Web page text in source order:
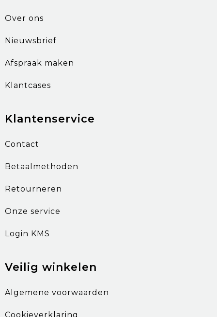
Over ons
Nieuwsbrief
Afspraak maken
Klantcases
Klantenservice
Contact
Betaalmethoden
Retourneren
Onze service
Login KMS
Veilig winkelen
Algemene voorwaarden
Cookieverklaring